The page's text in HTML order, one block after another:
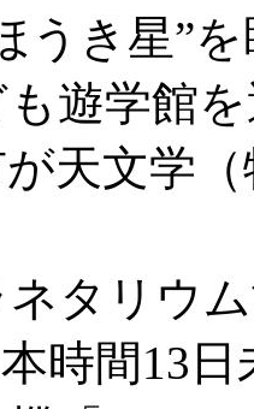
うき星”
遊学館
天文学
ネタリウ
時間13